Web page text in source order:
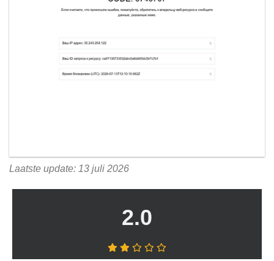
Laatste update: 13 juli 2026
2.0